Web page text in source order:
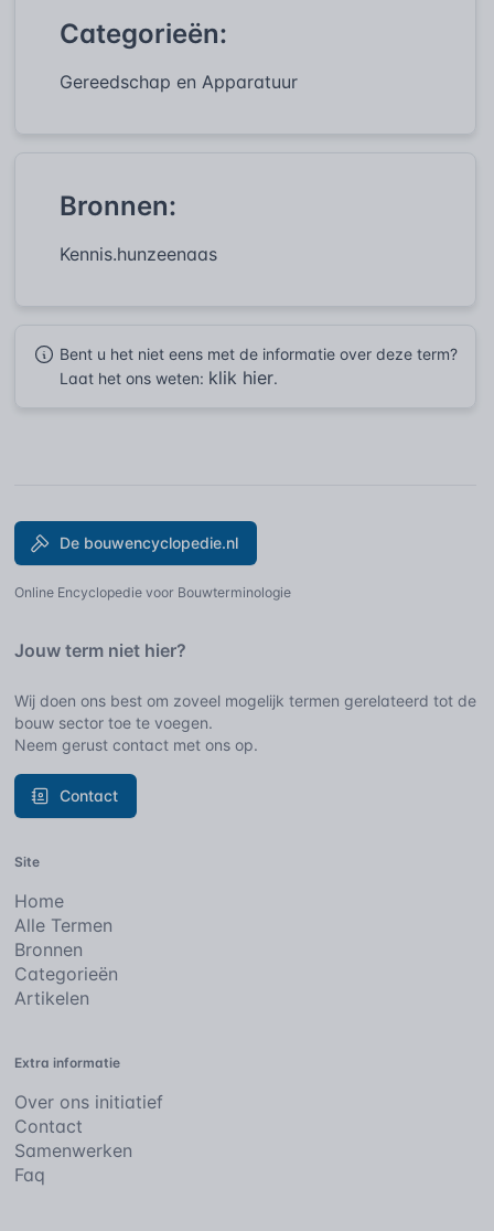
Categorieën:
Gereedschap en Apparatuur
Bronnen:
Kennis.hunzeenaas
Bent u het niet eens met de informatie over deze term?
Laat het ons weten: klik hier.
De bouwencyclopedie.nl
Online Encyclopedie voor Bouwterminologie
Jouw term niet hier?
Wij doen ons best om zoveel mogelijk termen gerelateerd tot de
bouw sector toe te voegen.
Neem gerust contact met ons op.
Contact
Site
Home
Alle Termen
Bronnen
Categorieën
Artikelen
Extra informatie
Over ons initiatief
Contact
Samenwerken
Faq